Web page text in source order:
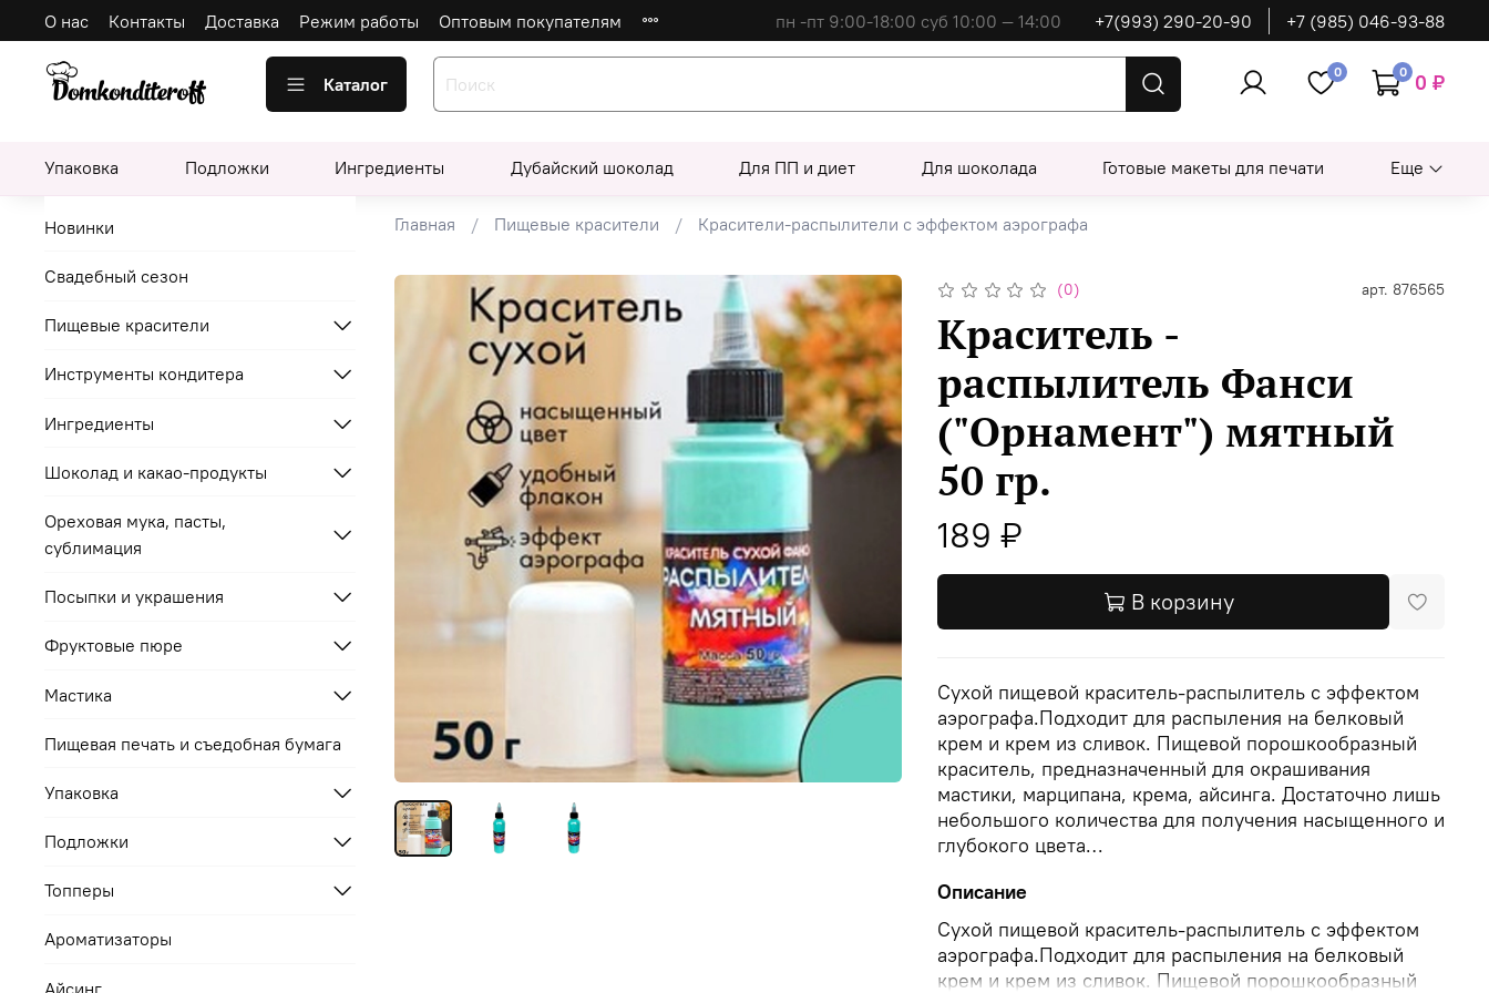
О нас Контакты Доставка Режим работы Оптовым покупателям пн -пт 9:00-18:00 суб 10:00 — 14:00 +7(993) 290-20-90 +7 (985) 046-93-88
Каталог
0 0 0 ₽
Упаковка Подложки Ингредиенты Дубайский шоколад Для ПП и диет Для шоколада Готовые макеты для печати Еще
Главная Пищевые красители Красители-распылители с эффектом аэрографа
(0) арт. 876565
Краситель -
распылитель Фанси
("Орнамент") мятный
50 гр.
189 ₽
В корзину
Сухой пищевой краситель-распылитель с эффектом
аэрографа.Подходит для распыления на белковый
крем и крем из сливок. Пищевой порошкообразный
краситель, предназначенный для окрашивания
мастики, марципана, крема, айсинга. Достаточно лишь
небольшого количества для получения насыщенного и
глубокого цвета…
Описание
Сухой пищевой краситель-распылитель с эффектом
аэрографа.Подходит для распыления на белковый
крем и крем из сливок. Пищевой порошкообразный
Новинки
Свадебный сезон
Пищевые красители
Инструменты кондитера
Ингредиенты
Шоколад и какао-продукты
Ореховая мука, пасты,
сублимация
Посыпки и украшения
Фруктовые пюре
Мастика
Пищевая печать и съедобная бумага
Упаковка
Подложки
Топперы
Ароматизаторы
Айсинг